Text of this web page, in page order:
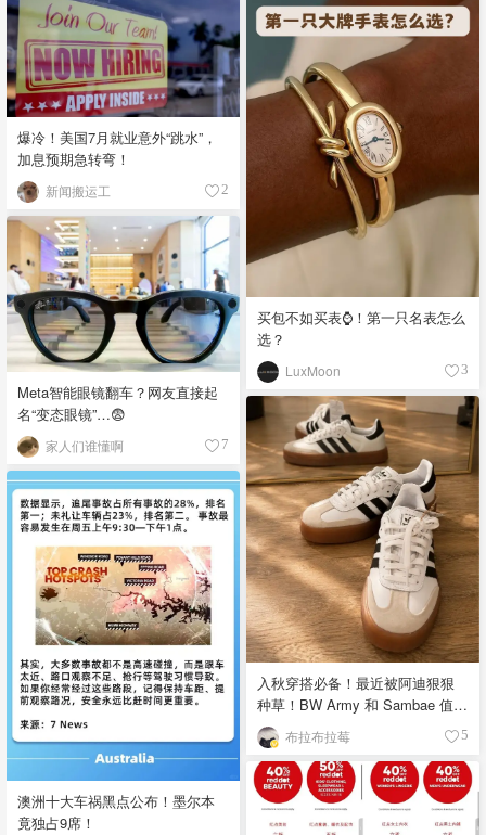
爆冷！美国7月就业意外“跳水”，
加息预期急转弯！
新闻搬运工 2
买包不如买表⌚️！第一只名表怎么
选？
LuxMoon 3
Meta智能眼镜翻车？网友直接起
名“变态眼镜”…😨
家人们谁懂啊 7
入秋穿搭必备！最近被阿迪狠狠
种草！BW Army 和 Sambae 值得
拥有！布拉布拉莓 5
澳洲十大车祸黑点公布！墨尔本
竟独占9席！